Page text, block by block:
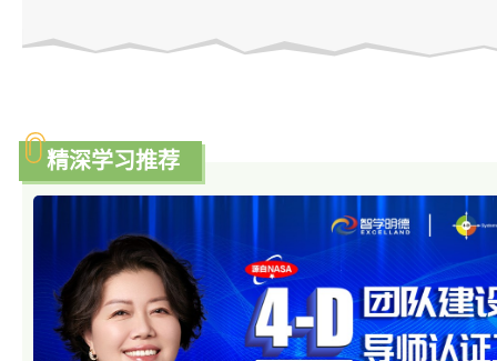
精深学习推荐